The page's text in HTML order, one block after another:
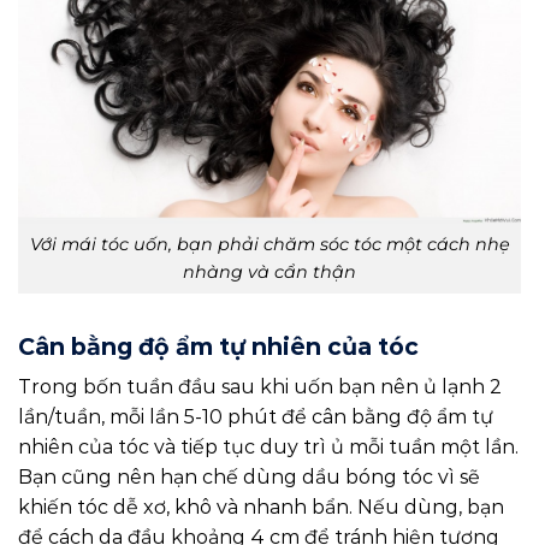
Với mái tóc uốn, bạn phải chăm sóc tóc một cách nhẹ
nhàng và cẩn thận
Cân bằng độ ẩm tự nhiên của tóc
Trong bốn tuần đầu sau khi uốn bạn nên ủ lạnh 2
lần/tuần, mỗi lần 5-10 phút để cân bằng độ ẩm tự
nhiên của tóc và tiếp tục duy trì ủ mỗi tuần một lần.
Bạn cũng nên hạn chế dùng dầu bóng tóc vì sẽ
khiến tóc dễ xơ, khô và nhanh bẩn. Nếu dùng, bạn
để cách da đầu khoảng 4 cm để tránh hiện tượng